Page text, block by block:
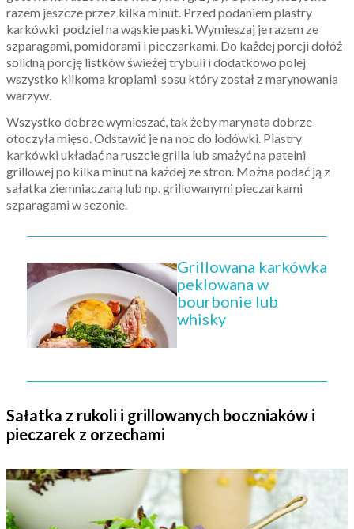
razem jeszcze przez kilka minut. Przed podaniem plastry
karkówki podziel na wąskie paski. Wymieszaj je razem ze
szparagami, pomidorami i pieczarkami. Do każdej porcji dołóż
solidną porcję listków świeżej trybuli i dodatkowo polej
wszystko kilkoma kroplami sosu który został z marynowania
warzyw.
Wszystko dobrze wymieszać, tak żeby marynata dobrze
otoczyła mięso. Odstawić je na noc do lodówki. Plastry
karkówki układać na ruszcie grilla lub smażyć na patelni
grillowej po kilka minut na każdej ze stron. Można podać ją z
sałatka ziemniaczaną lub np. grillowanymi pieczarkami
szparagami w sezonie.
Grillowana karkówka
peklowana w
bourbonie lub
whisky
Sałatka z rukoli i grillowanych boczniaków i
pieczarek z orzechami